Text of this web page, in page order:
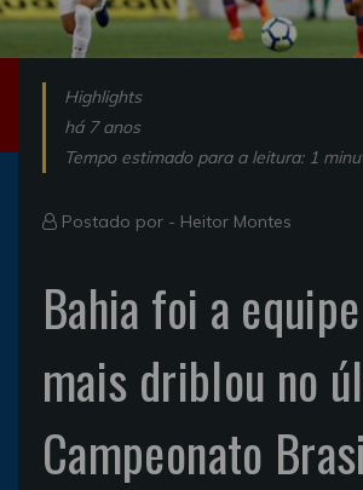
Highlights
há 7 anos
Tempo estimado para a leitura: 1
Postado por - Heitor Montes
Bahia foi a
mais driblou no
Campeonato